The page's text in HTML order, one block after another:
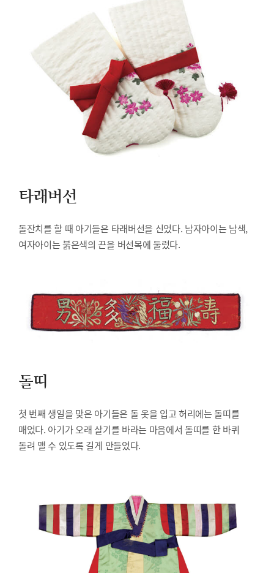
타래버선
돌잔치를 할 때 아기들은 타래버선을 신었다. 남자아이는 남색,
여자아이는 붉은색의 끈을 버선목에 둘렀다.
돌띠
첫 번째 생일을 맞은 아기들은 돌 옷을 입고 허리에는 돌띠를
매었다. 아기가 오래 살기를 바라는 마음에서 돌띠를 한 바퀴
돌려 맬 수 있도록 길게 만들었다.